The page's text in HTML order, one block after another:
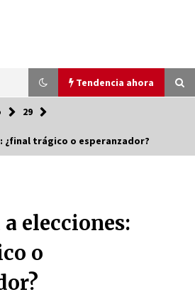
Tendencia ahora
presiona: Sánchez en la cuerda
atrás
29
¿final trágico o esperanzador?
elecciones:
o